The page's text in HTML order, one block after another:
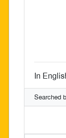
In
Searched